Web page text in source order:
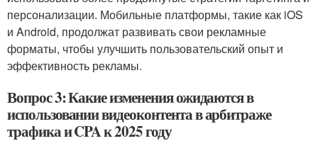
персонализации. Мобильные платформы, такие как iOS
и Android, продолжат развивать свои рекламные
форматы, чтобы улучшить пользовательский опыт и
эффективность рекламы.
Вопрос 3: Какие изменения ожидаются в
использовании видеоконтента в арбитраже
трафика и CPA к 2025 году